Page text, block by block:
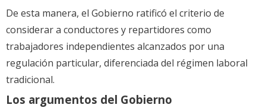
De esta manera, el Gobierno ratificó el criterio de
considerar a conductores y repartidores como
trabajadores independientes alcanzados por una
regulación particular, diferenciada del régimen laboral
tradicional.
Los argumentos del Gobierno